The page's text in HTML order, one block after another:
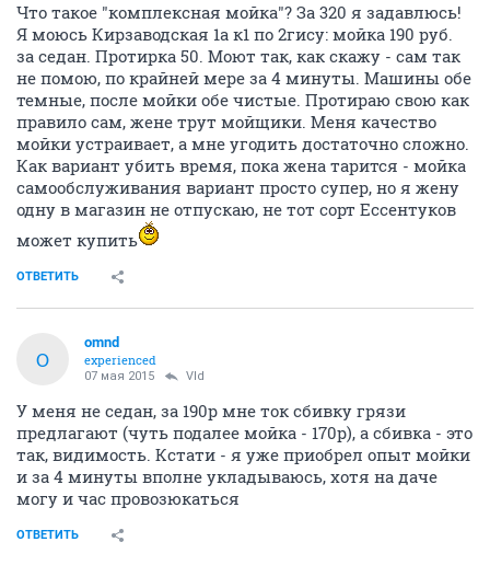
Что такое "комплексная мойка"? За 320 я задавлюсь!
Я моюсь Кирзаводская 1а к1 по 2гису: мойка 190 руб.
за седан. Протирка 50. Моют так, как скажу - сам так
не помою, по крайней мере за 4 минуты. Машины обе
темные, после мойки обе чистые. Протираю свою как
правило сам, жене трут мойщики. Меня качество
мойки устраивает, а мне угодить достаточно сложно.
Как вариант убить время, пока жена тарится - мойка
самообслуживания вариант просто супер, но я жену
одну в магазин не отпускаю, не тот сорт Ессентуков
может купить
ОТВЕТИТЬ
O
omnd
experienced
07 мая 2015 Vld
У меня не седан, за 190р мне ток сбивку грязи
предлагают (чуть подалее мойка - 170р), а сбивка - это
так, видимость. Кстати - я уже приобрел опыт мойки
и за 4 минуты вполне укладываюсь, хотя на даче
могу и час провозюкаться
ОТВЕТИТЬ